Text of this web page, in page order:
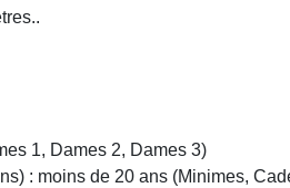
1, Dames 2, Dames 3)
: moins de 20 ans (Minimes,